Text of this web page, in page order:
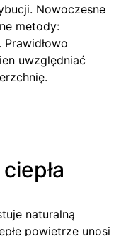
Nowoczesne
metody:
uwzględniać
naturalną
powietrze unosi